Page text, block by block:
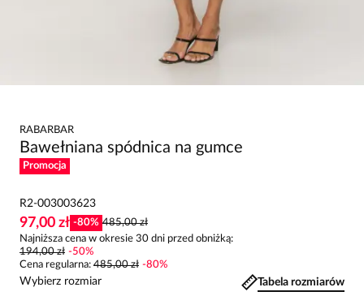
RABARBAR
Bawełniana spódnica na gumce
Promocja
R2-003003623
97,00 zł -80% 485,00 zł
Najniższa cena w okresie 30 dni przed obniżką:
194,00 zł -50%
Cena regularna: 485,00 zł -80%
Wybierz rozmiar Tabela rozmiarów